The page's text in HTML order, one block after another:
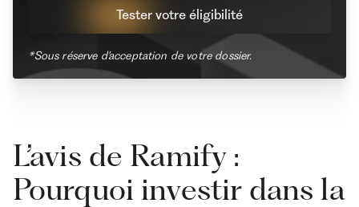
Tester votre éligibilité
*Sous réserve d'acceptation de votre dossier.
L’avis de Ramify :
Pourquoi investir dans la